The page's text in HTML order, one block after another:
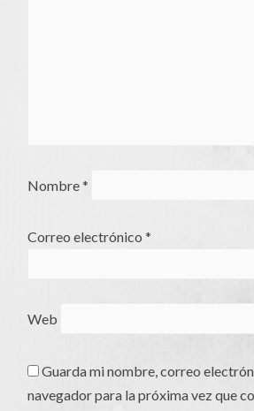
Nombre*
Correo electrónico*
Web
Guarda mi nombre, correo
navegador para la próxima vez que